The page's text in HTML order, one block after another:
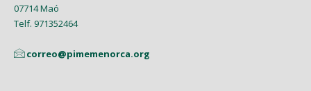
07714 Maó
Telf. 971352464
correo@pimemenorca.org